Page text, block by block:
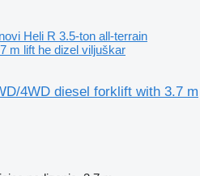
novi Heli R 3.5-ton all-terrain
m lift he dizel viljuškar
4WD diesel forklift with 3.7 m